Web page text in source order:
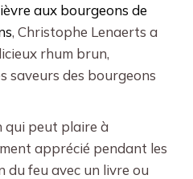
aux bourgeons de
, Christophe Lenaerts a
rhum brun,
saveurs des bourgeons
qui peut plaire à
apprécié pendant les
du feu avec un livre ou